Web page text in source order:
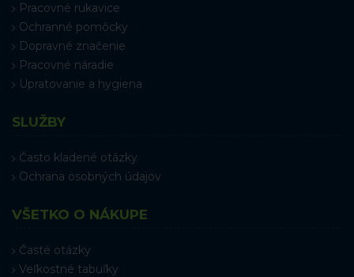
Pracovné rukavice
Ochranné pomôcky
Dopravné značenie
Pracovné náradie
Upratovanie a hygiena
SLUŽBY
Často kladené otázky
Ochrana osobných údajov
VŠETKO O NÁKUPE
Časté otázky
Veľkostné tabuľky